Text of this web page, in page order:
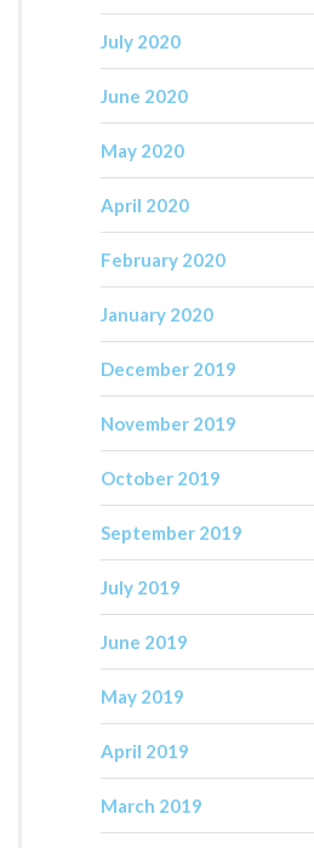
July 2020
June 2020
May 2020
April 2020
February 2020
January 2020
December 2019
November 2019
October 2019
September 2019
July 2019
June 2019
May 2019
April 2019
March 2019